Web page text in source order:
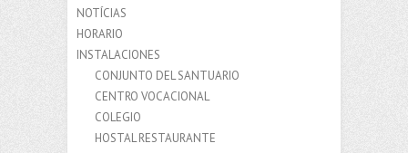
NOTÍCIAS
HORARIO
INSTALACIONES
CONJUNTO DEL SANTUARIO
CENTRO VOCACIONAL
COLEGIO
HOSTAL RESTAURANTE